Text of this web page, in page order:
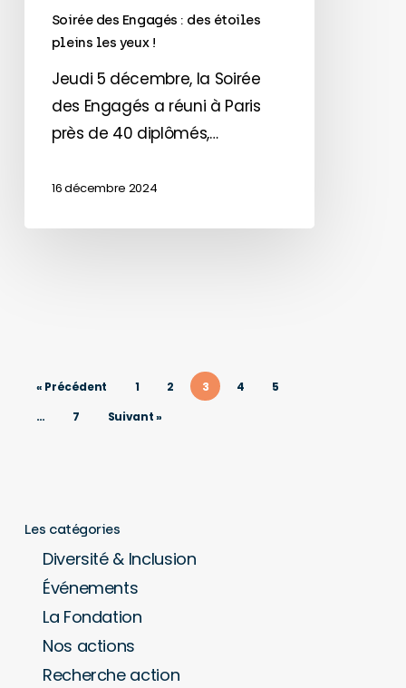
Soirée des Engagés : des étoiles
pleins les yeux !
Jeudi 5 décembre, la Soirée
des Engagés a réuni à Paris
près de 40 diplômés,…
16 décembre 2024
« Précédent 1 2 3 4
5
…
7 Suivant »
Les catégories
Diversité & Inclusion
Événements
La Fondation
Nos actions
Recherche action